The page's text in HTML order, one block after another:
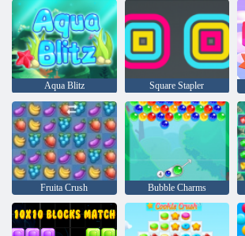
Aqua Blitz Square Stapler
Fruita Crush Bubble Charms